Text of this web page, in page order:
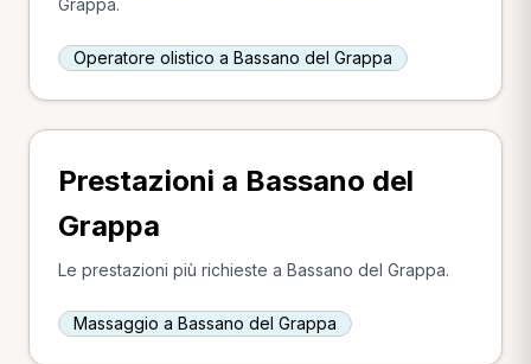
Grappa.
Operatore olistico a Bassano del Grappa
Prestazioni a Bassano del
Grappa
Le prestazioni più richieste a Bassano del Grappa.
Massaggio a Bassano del Grappa